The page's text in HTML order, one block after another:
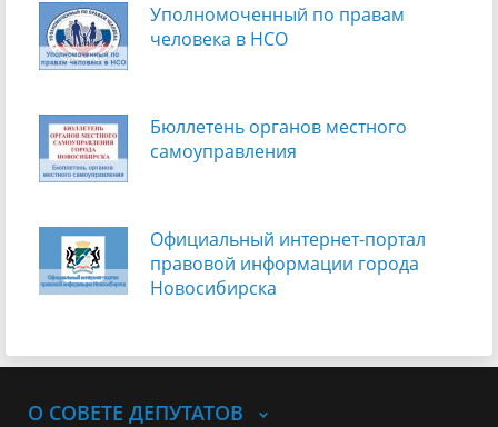
Уполномоченный по правам
человека в НСО
Бюллетень органов местного
самоуправления
Официальный интернет-портал
правовой информации города
Новосибирска
О СОВЕТЕ ДЕПУТАТОВ